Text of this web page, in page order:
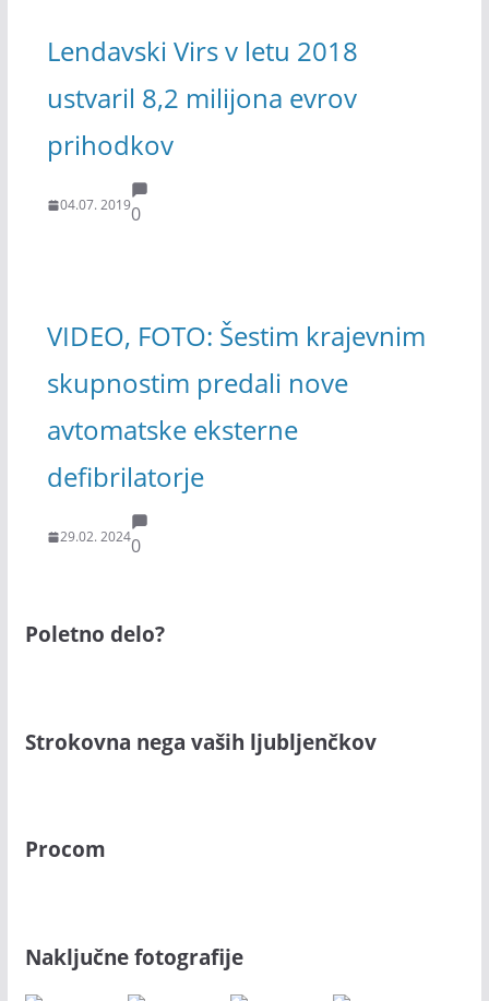
Lendavski Virs v letu 2018
ustvaril 8,2 milijona evrov
prihodkov
04.07. 20190
VIDEO, FOTO: Šestim krajevnim
skupnostim predali nove
avtomatske eksterne
defibrilatorje
29.02. 20240
Poletno delo?
Strokovna nega vaših ljubljenčkov
Procom
Naključne fotografije